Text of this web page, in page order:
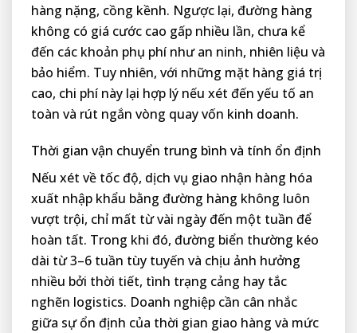
hàng nặng, cồng kềnh. Ngược lại, đường hàng
không có giá cước cao gấp nhiều lần, chưa kể
đến các khoản phụ phí như an ninh, nhiên liệu và
bảo hiểm. Tuy nhiên, với những mặt hàng giá trị
cao, chi phí này lại hợp lý nếu xét đến yếu tố an
toàn và rút ngắn vòng quay vốn kinh doanh.
Thời gian vận chuyển trung bình và tính ổn định
Nếu xét về tốc độ, dịch vụ giao nhận hàng hóa
xuất nhập khẩu bằng đường hàng không luôn
vượt trội, chỉ mất từ vài ngày đến một tuần để
hoàn tất. Trong khi đó, đường biển thường kéo
dài từ 3–6 tuần tùy tuyến và chịu ảnh hưởng
nhiều bởi thời tiết, tình trạng cảng hay tắc
nghẽn logistics. Doanh nghiệp cần cân nhắc
giữa sự ổn định của thời gian giao hàng và mức